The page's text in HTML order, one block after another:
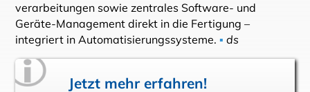
verarbeitungen sowie zentrales Software- und
Geräte-Management direkt in die Fertigung –
integriert in Automatisierungssysteme.▪ ds
Jetzt mehr erfahren!